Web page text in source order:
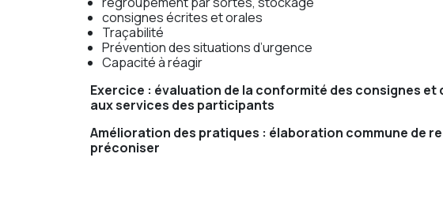
consignes écrites et orales
Traçabilité
Prévention des situations d’urgence
Capacité à réagir
Exercice : évaluation de la conformité des consignes et
aux services des participants
Amélioration des pratiques : élaboration commune de
préconiser